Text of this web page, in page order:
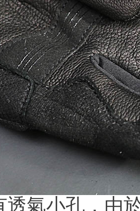
透氣小孔，由